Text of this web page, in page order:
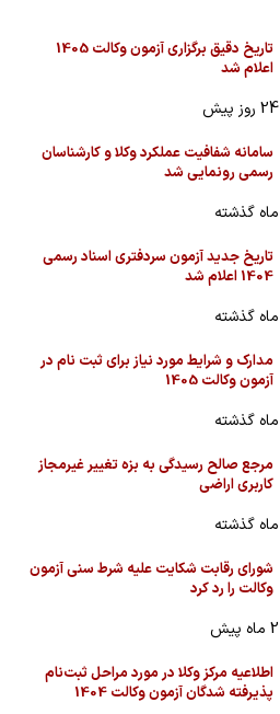
تاریخ دقیق برگزاری آزمون وکالت 1405
اعلام شد
24 روز پیش
سامانه شفافیت عملکرد وکلا و کارشناسان
رسمی رونمایی شد
ماه گذشته
تاریخ جدید آزمون سردفتری اسناد رسمی
1404 اعلام شد
ماه گذشته
مدارک و شرایط مورد نیاز برای ثبت نام در
آزمون وکالت 1405
ماه گذشته
مرجع صالح رسیدگی به بزه تغییر غیرمجاز
کاربری اراضی
ماه گذشته
شورای رقابت شکایت علیه شرط سنی آزمون
وکالت را رد کرد
2 ماه پیش
اطلاعیه مرکز وکلا در مورد مراحل ثبت‌نام
پذیرفته شدگان آزمون وکالت 1404